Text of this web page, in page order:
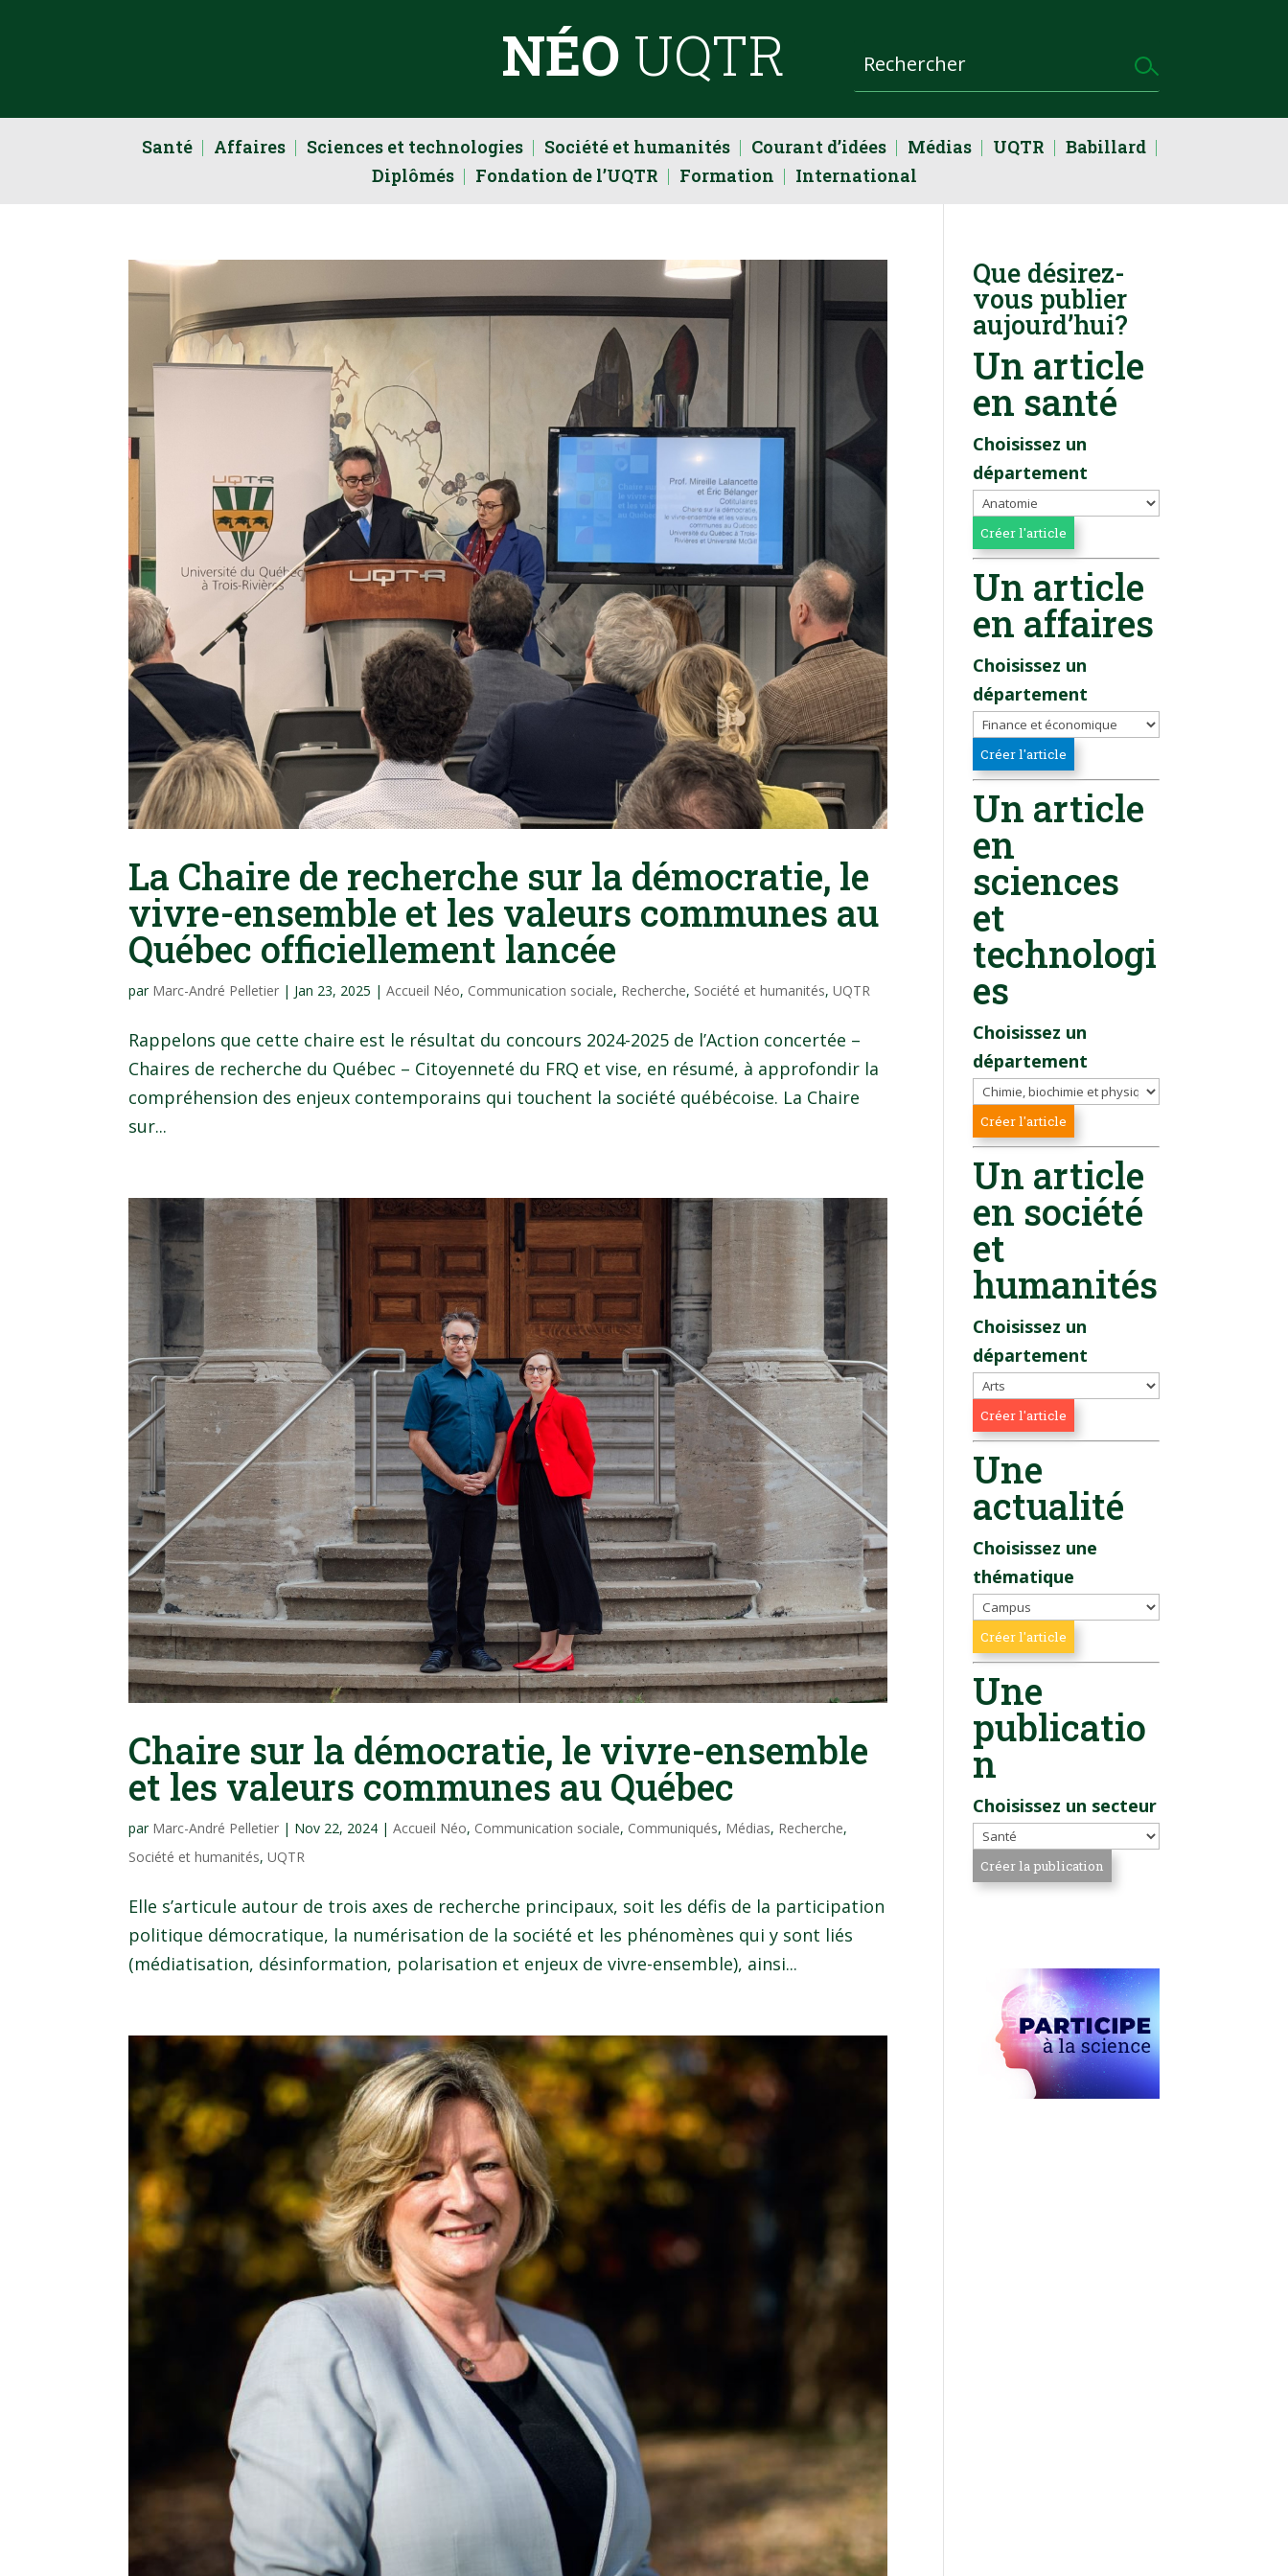
NÉO UQTR
Santé Affaires Sciences et technologies Société et humanités Courant d’idées Médias UQTR
Babillard
Diplômés
Fondation de l’UQTR Formation International
La Chaire de recherche sur la démocratie, le
vivre-ensemble et les valeurs communes au
Québec officiellement lancée
par Marc-André Pelletier | Jan 23, 2025 |Accueil Néo, Communication sociale, Recherche, Société et humanités,UQTR
Rappelons que cette chaire est le résultat du concours 2024-2025 de l’Action concertée –
Chaires de recherche du Québec – Citoyenneté du FRQ et vise, en résumé, à approfondir la
compréhension des enjeux contemporains qui touchent la société québécoise. La Chaire
sur...
Chaire sur la démocratie, le vivre-ensemble
et les valeurs communes au Québec
par Marc-André Pelletier | Nov 22, 2024 |Accueil Néo, Communication sociale, Communiqués, Médias, Recherche,
Société et humanités,UQTR
Elle s’articule autour de trois axes de recherche principaux, soit les défis de la participation
politique démocratique, la numérisation de la société et les phénomènes qui y sont liés
(médiatisation, désinformation, polarisation et enjeux de vivre-ensemble), ainsi...
Que désirez-
vous publier
aujourd’hui?
Un article
en santé
Choisissez un
département
Un article
en affaires
Choisissez un
département
Un article
en
sciences
et
technologi
es
Choisissez un
département
Un article
en société
et
humanités
Choisissez un
département
Une
actualité
Choisissez une
thématique
Une
publicatio
n
Choisissez un secteur